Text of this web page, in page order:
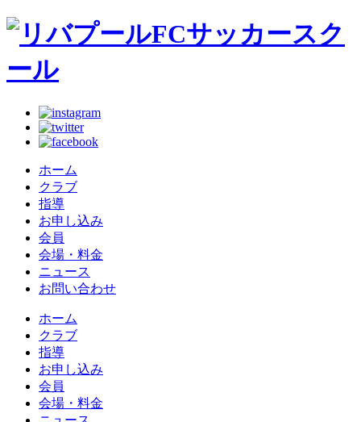
ホーム
クラブ
指導
お申し込み
会員
会場・料金
ニュース
お問い合わせ
ホーム
クラブ
指導
お申し込み
会員
会場・料金